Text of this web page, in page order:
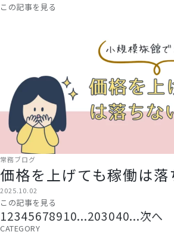
この記事を見る
常務ブログ
価格を上げても稼働は落
2025.10.02
この記事を見る
12345678910...203040...次へ
CATEGORY